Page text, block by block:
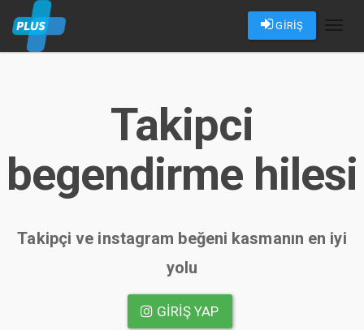
GİRİŞ
Takipci
begendirme hilesi
Takipçi ve instagram beğeni kasmanın en iyi
yolu
GIRIŞ YAP